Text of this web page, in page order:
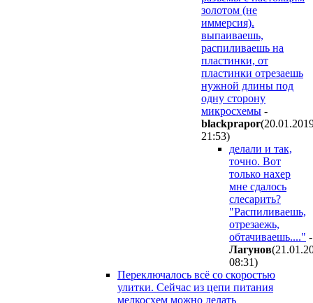
золотом (не
иммерсия).
выпаиваешь,
распиливаешь на
пластинки, от
пластинки отрезаешь
нужной длины под
одну сторону
микросхемы -
blackprapor
21:53)
делали и так,
точно. Вот
только нахер
мне сдалось
слесарить?
"Распиливаешь,
отрезаежь,
обтачиваешь...." -
Лагунов
08:31)
Переключалось всё со скоростью
улитки. Сейчас из цепи питания
мелкосхем можно делать